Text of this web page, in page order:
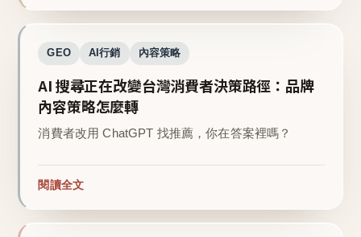
GEO AI行銷 內容策略
AI 搜尋正在改變台灣消費者決策路徑：品牌
內容策略怎麼轉
消費者改用 ChatGPT 找推薦，你在答案裡嗎？
閱讀全文